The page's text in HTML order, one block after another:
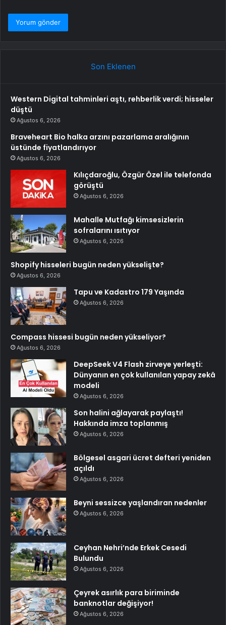
Son Eklenen
Western Digital tahminleri aştı, rehberlik verdi; hisseler
düştü
Ağustos 6, 2026
Braveheart Bio halka arzını pazarlama aralığının
üstünde fiyatlandırıyor
Ağustos 6, 2026
Kılıçdaroğlu, Özgür Özel ile telefonda
görüştü
Ağustos 6, 2026
Mahalle Mutfağı kimsesizlerin
sofralarını ısıtıyor
Ağustos 6, 2026
Shopify hisseleri bugün neden yükselişte?
Ağustos 6, 2026
Tapu ve Kadastro 179 Yaşında
Ağustos 6, 2026
Compass hissesi bugün neden yükseliyor?
Ağustos 6, 2026
DeepSeek V4 Flash zirveye yerleşti:
Dünyanın en çok kullanılan yapay zekâ
modeli
Ağustos 6, 2026
Son halini ağlayarak paylaştı!
Hakkında imza toplanmış
Ağustos 6, 2026
Bölgesel asgari ücret defteri yeniden
açıldı
Ağustos 6, 2026
Beyni sessizce yaşlandıran nedenler
Ağustos 6, 2026
Ceyhan Nehri’nde Erkek Cesedi
Bulundu
Ağustos 6, 2026
Çeyrek asırlık para biriminde
banknotlar değişiyor!
Ağustos 6, 2026